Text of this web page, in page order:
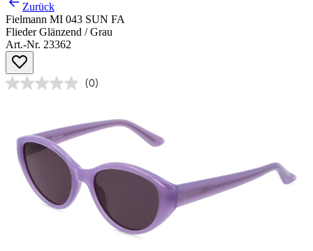
Zurück
Fielmann MI 043 SUN FA
Flieder Glänzend / Grau
Art.-Nr. 23362
(0)